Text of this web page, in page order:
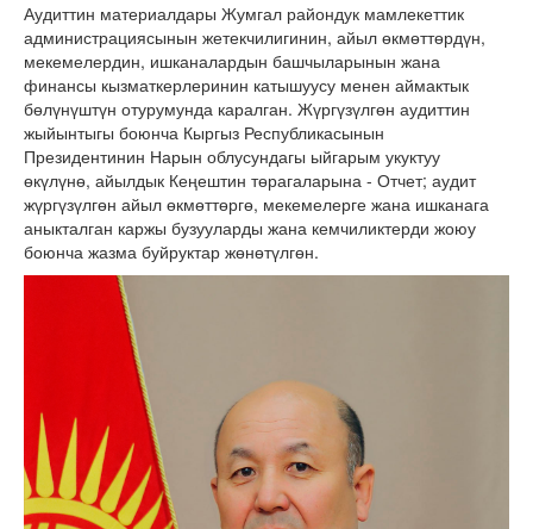
Аудиттин материалдары Жумгал райондук мамлекеттик
администрациясынын жетекчилигинин, айыл өкмөттөрдүн,
мекемелердин, ишканалардын башчыларынын жана
финансы кызматкерлеринин катышуусу менен аймактык
бөлүнүштүн отурумунда каралган. Жүргүзүлгөн аудиттин
жыйынтыгы боюнча Кыргыз Республикасынын
Президентинин Нарын облусундагы ыйгарым укуктуу
өкүлүнө, айылдык Кеңештин төрагаларына - Отчет; аудит
жүргүзүлгөн айыл өкмөттөргө, мекемелерге жана ишканага
аныкталган каржы бузууларды жана кемчиликтерди жоюу
боюнча жазма буйруктар жөнөтүлгөн.